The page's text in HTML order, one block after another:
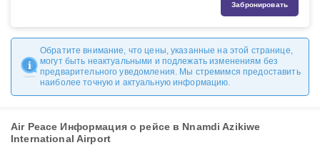
Забронировать
Обратите внимание, что цены, указанные на этой странице,
могут быть неактуальными и подлежать изменениям без
предварительного уведомления. Мы стремимся предоставить
наиболее точную и актуальную информацию.
Air Peace Информация о рейсе в Nnamdi Azikiwe
International Airport